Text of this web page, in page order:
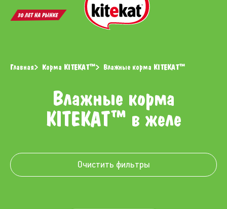
Главная Корма KITEKAT™ Влажные корма KITEKAT™
Влажные корма
KITEKAT™ в желе
Очистить фильтры